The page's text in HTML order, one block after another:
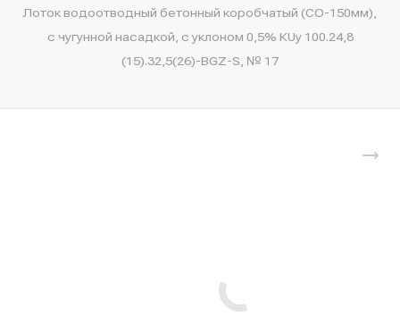
Лоток водоотводный бетонный коробчатый (СО-150мм),
с чугунной насадкой, с уклоном 0,5% КUу 100.24,8
(15).32,5(26)-BGZ-S, № 17